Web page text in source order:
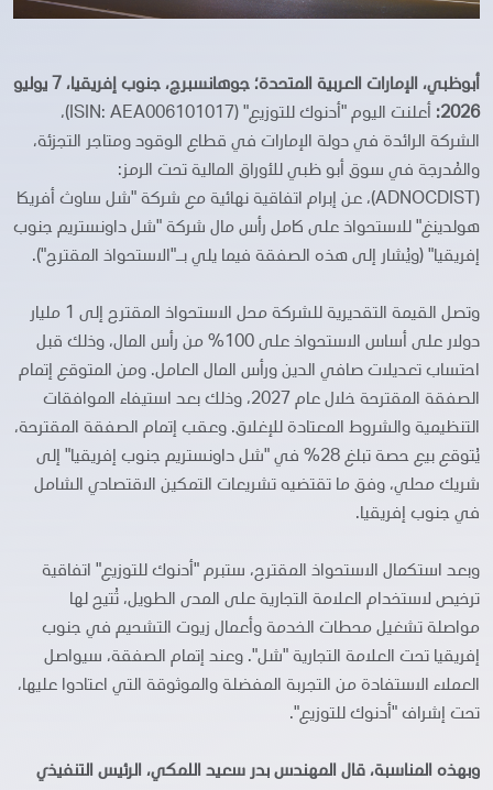
أبوظبي، الإمارات العربية المتحدة؛ جوهانسبرج، جنوب إفريقيا، 7 يوليو
2026:
أعلنت اليوم "أدنوك للتوزيع" (ISIN: AEA006101017)،
الشركة الرائدة في دولة الإمارات في قطاع الوقود ومتاجر التجزئة،
والمُدرجة في سوق أبو ظبي للأوراق المالية تحت الرمز:
(ADNOCDIST)، عن إبرام اتفاقية نهائية مع شركة "شل ساوث أفريكا
هولدينغ" للاستحواذ على كامل رأس مال شركة "شل داونستريم جنوب
إفريقيا" (ويُشار إلى هذه الصفقة فيما يلي بـ"الاستحواذ المقترح").
وتصل القيمة التقديرية للشركة محل الاستحواذ المقترح إلى 1 مليار
دولار على أساس الاستحواذ على 100% من رأس المال، وذلك قبل
احتساب تعديلات صافي الدين ورأس المال العامل. ومن المتوقع إتمام
الصفقة المقترحة خلال عام 2027، وذلك بعد استيفاء الموافقات
التنظيمية والشروط المعتادة للإغلاق. وعقب إتمام الصفقة المقترحة،
يُتوقع بيع حصة تبلغ 28% في "شل داونستريم جنوب إفريقيا" إلى
شريك محلي، وفق ما تقتضيه تشريعات التمكين الاقتصادي الشامل
في جنوب إفريقيا.
وبعد استكمال الاستحواذ المقترح، ستبرم "أدنوك للتوزيع" اتفاقية
ترخيص لاستخدام العلامة التجارية على المدى الطويل، تُتيح لها
مواصلة تشغيل محطات الخدمة وأعمال زيوت التشحيم في جنوب
إفريقيا تحت العلامة التجارية "شل". وعند إتمام الصفقة، سيواصل
العملاء الاستفادة من التجربة المفضلة والموثوقة التي اعتادوا عليها،
تحت إشراف "أدنوك للتوزيع".
وبهذه المناسبة، قال المهندس بدر سعيد اللمكي، الرئيس التنفيذي